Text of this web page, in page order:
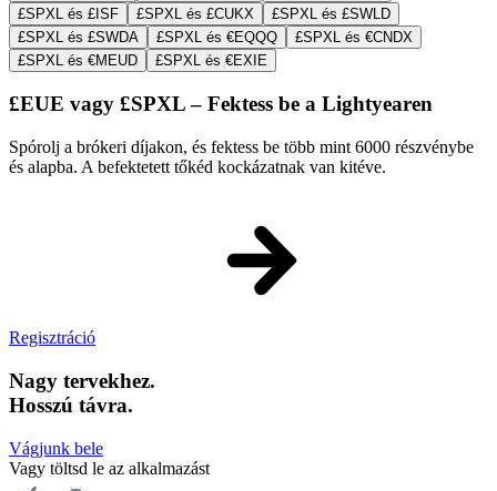
£SPXL és £ISF
£SPXL és £CUKX
£SPXL és £SWLD
£SPXL és £SWDA
£SPXL és €EQQQ
£SPXL és €CNDX
£SPXL és €MEUD
£SPXL és €EXIE
£EUE vagy £SPXL – Fektess be a Lightyearen
Spórolj a brókeri díjakon, és fektess be több mint 6000 részvénybe
és alapba. A befektetett tőkéd kockázatnak van kitéve.
Regisztráció
Nagy tervekhez.
Hosszú távra.
Vágjunk bele
Vagy töltsd le az alkalmazást